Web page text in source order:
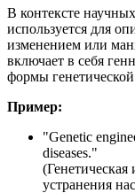
В контексте
используется для
изменением или
включает в себя
формы
Пример:
"Genetic
diseases."
устранения